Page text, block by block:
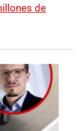
de